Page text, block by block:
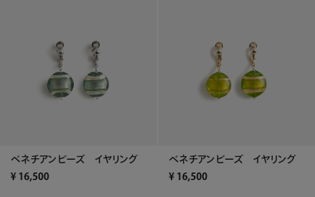
ベネチアンビーズ イヤリング
¥ 16,500
ベネチアンビーズ イヤリング
¥ 16,500